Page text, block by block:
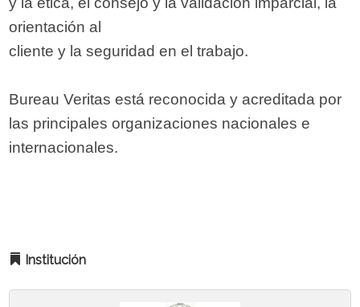
orientación al
cliente y la seguridad en el trabajo.
Bureau Veritas está reconocida y acreditada por
las principales organizaciones nacionales e
internacionales.
Institución